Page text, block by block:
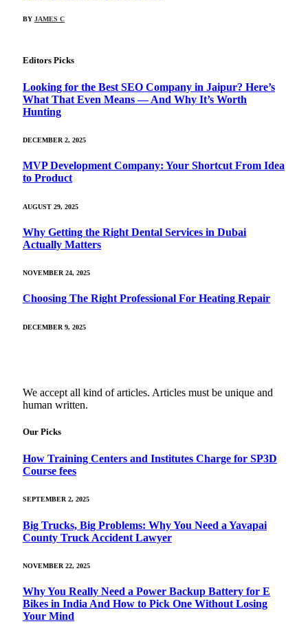
BY JAMES C
Editors Picks
Looking for the Best SEO Company in Jaipur? Here’s
What That Even Means — And Why It’s Worth
Hunting
DECEMBER 2, 2025
MVP Development Company: Your Shortcut From Idea
to Product
AUGUST 29, 2025
Why Getting the Right Dental Services in Dubai
Actually Matters
NOVEMBER 24, 2025
Choosing The Right Professional For Heating Repair
DECEMBER 9, 2025
We accept all kind of articles. Articles must be unique and
human written.
Our Picks
How Training Centers and Institutes Charge for SP3D
Course fees
SEPTEMBER 2, 2025
Big Trucks, Big Problems: Why You Need a Yavapai
County Truck Accident Lawyer
NOVEMBER 22, 2025
Why You Really Need a Power Backup Battery for E
Bikes in India And How to Pick One Without Losing
Your Mind